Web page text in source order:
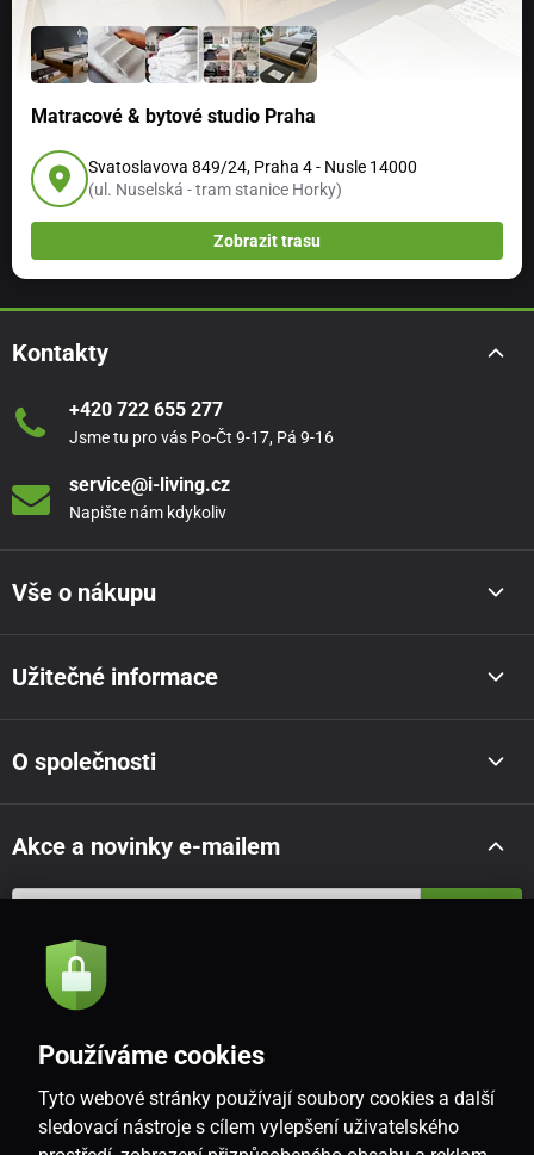
Matracové & bytové studio Praha
Svatoslavova 849/24, Praha 4 - Nusle 14000
(ul. Nuselská - tram stanice Horky)
Zobrazit trasu
Kontakty
+420 722 655 277
Jsme tu pro vás Po-Čt 9-17, Pá 9-16
service@i-living.cz
Napište nám kdykoliv
Vše o nákupu
Užitečné informace
O společnosti
Akce a novinky e-mailem
Souhlasím se
CZ
Používáme cookies
Tyto webové stránky používají soubory cookies a další
sledovací nástroje s cílem vylepšení uživatelského